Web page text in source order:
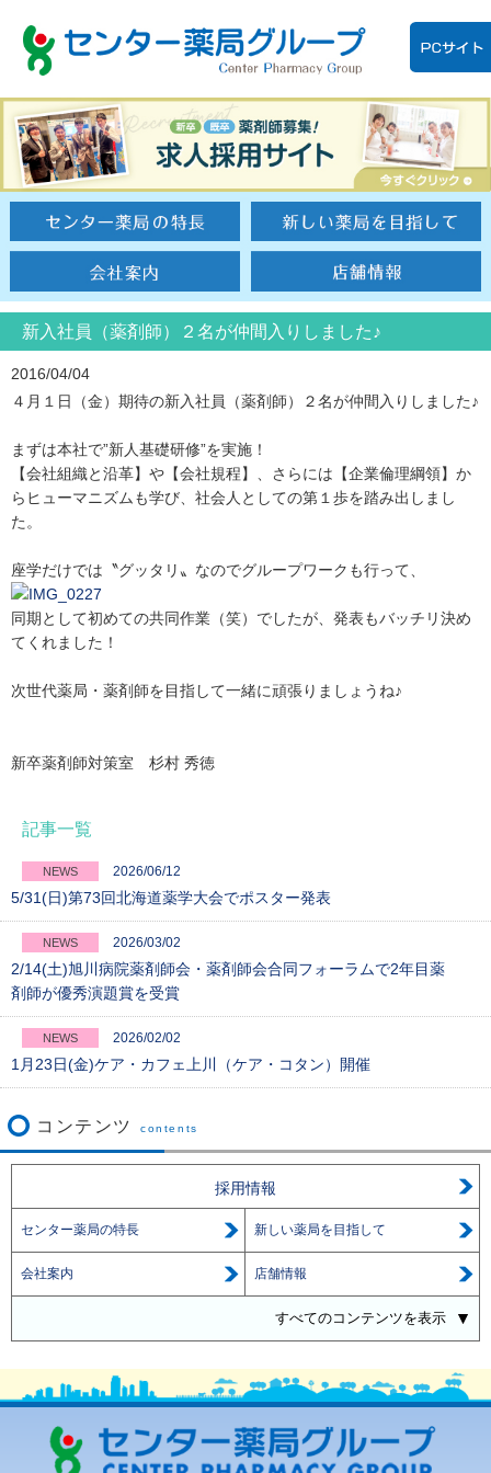
新入社員（薬剤師）２名が仲間入りしました♪
2016/04/04
４月１日（金）期待の新入社員（薬剤師）２名が仲間入りしました♪
まずは本社で”新人基礎研修”を実施！
【会社組織と沿革】や【会社規程】、さらには【企業倫理綱領】か
らヒューマニズムも学び、社会人としての第１歩を踏み出しまし
た。
座学だけでは〝グッタリ〟なのでグループワークも行って、
同期として初めての共同作業（笑）でしたが、発表もバッチリ決め
てくれました！
次世代薬局・薬剤師を目指して一緒に頑張りましょうね♪
新卒薬剤師対策室 杉村 秀徳
記事一覧
NEWS 2026/06/12
5/31(日)第73回北海道薬学大会でポスター発表
NEWS 2026/03/02
2/14(土)旭川病院薬剤師会・薬剤師会合同フォーラムで2年目薬
剤師が優秀演題賞を受賞
NEWS 2026/02/02
1月23日(金)ケア・カフェ上川（ケア・コタン）開催
コンテンツ contents
採用情報
センター薬局の特長 新しい薬局を目指して
会社案内 店舗情報
すべてのコンテンツを表示